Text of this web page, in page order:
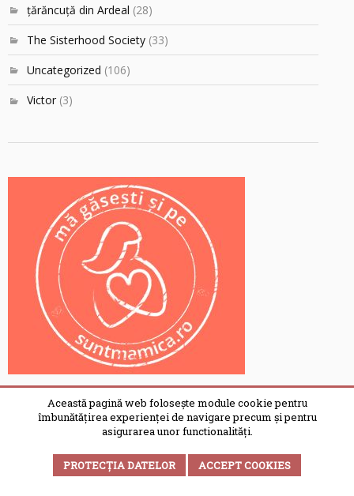
ţărăncuţă din Ardeal (28)
The Sisterhood Society (33)
Uncategorized (106)
Victor (3)
UNDE MAI ARUNC CÂTE UN OCHI
Această pagină web folosește module cookie pentru
îmbunătățirea experienței de navigare precum și pentru
asigurarea unor functionalități.
PROTECȚIA DATELOR ACCEPT COOKIES